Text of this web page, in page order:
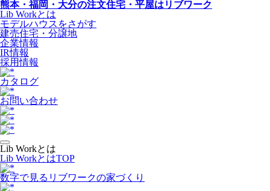
熊本・福岡・大分の注文住宅・平屋はリブワーク
Lib Workとは
モデルハウスをさがす
建売住宅・分譲地
企業情報
IR情報
採用情報
カタログ
お問い合わせ
Lib Workとは
Lib WorkとはTOP
数字で⾒るリブワークの家づくり